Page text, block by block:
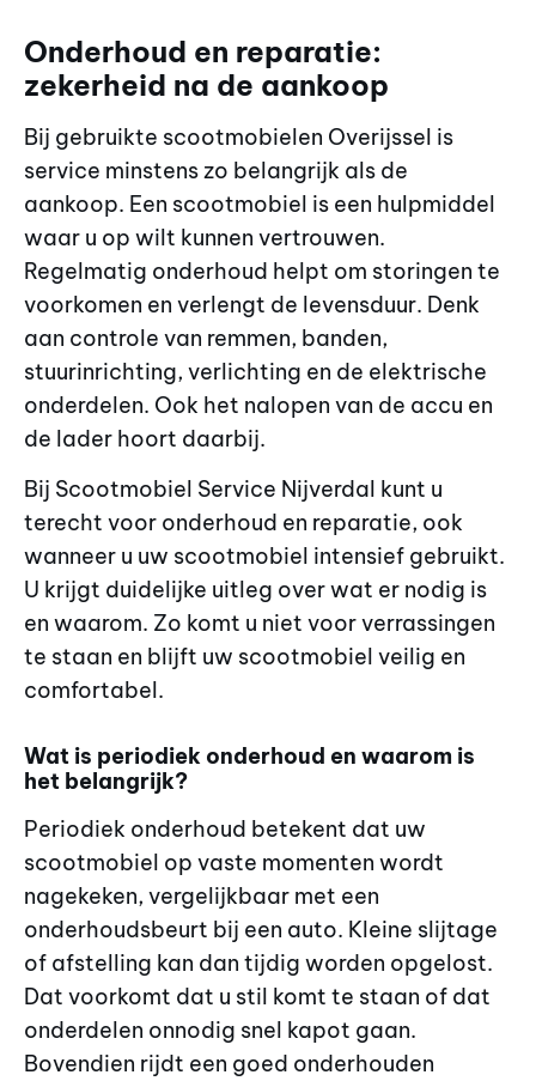
Onderhoud en reparatie:
zekerheid na de aankoop
Bij gebruikte scootmobielen Overijssel is
service minstens zo belangrijk als de
aankoop. Een scootmobiel is een hulpmiddel
waar u op wilt kunnen vertrouwen.
Regelmatig onderhoud helpt om storingen te
voorkomen en verlengt de levensduur. Denk
aan controle van remmen, banden,
stuurinrichting, verlichting en de elektrische
onderdelen. Ook het nalopen van de accu en
de lader hoort daarbij.
Bij Scootmobiel Service Nijverdal kunt u
terecht voor onderhoud en reparatie, ook
wanneer u uw scootmobiel intensief gebruikt.
U krijgt duidelijke uitleg over wat er nodig is
en waarom. Zo komt u niet voor verrassingen
te staan en blijft uw scootmobiel veilig en
comfortabel.
Wat is periodiek onderhoud en waarom is
het belangrijk?
Periodiek onderhoud betekent dat uw
scootmobiel op vaste momenten wordt
nagekeken, vergelijkbaar met een
onderhoudsbeurt bij een auto. Kleine slijtage
of afstelling kan dan tijdig worden opgelost.
Dat voorkomt dat u stil komt te staan of dat
onderdelen onnodig snel kapot gaan.
Bovendien rijdt een goed onderhouden